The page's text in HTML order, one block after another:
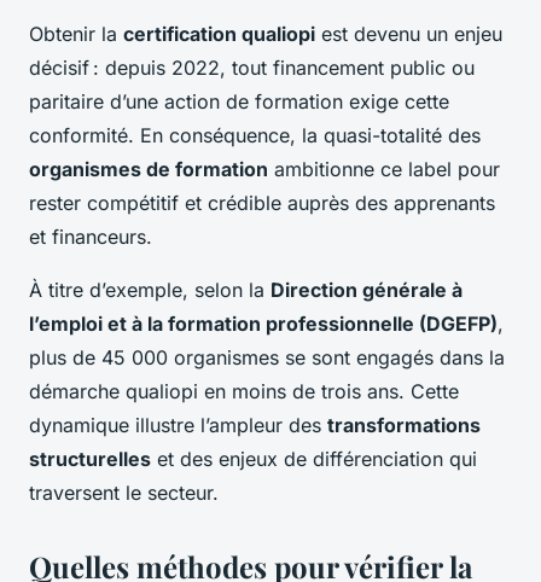
Obtenir la certification qualiopi est devenu un enjeu
décisif : depuis 2022, tout financement public ou
paritaire d’une action de formation exige cette
conformité. En conséquence, la quasi-totalité des
organismes de formation ambitionne ce label pour
rester compétitif et crédible auprès des apprenants
et financeurs.
À titre d’exemple, selon la Direction générale à
l’emploi et à la formation professionnelle (DGEFP),
plus de 45 000 organismes se sont engagés dans la
démarche qualiopi en moins de trois ans. Cette
dynamique illustre l’ampleur des transformations
structurelles et des enjeux de différenciation qui
traversent le secteur.
Quelles méthodes pour vérifier la